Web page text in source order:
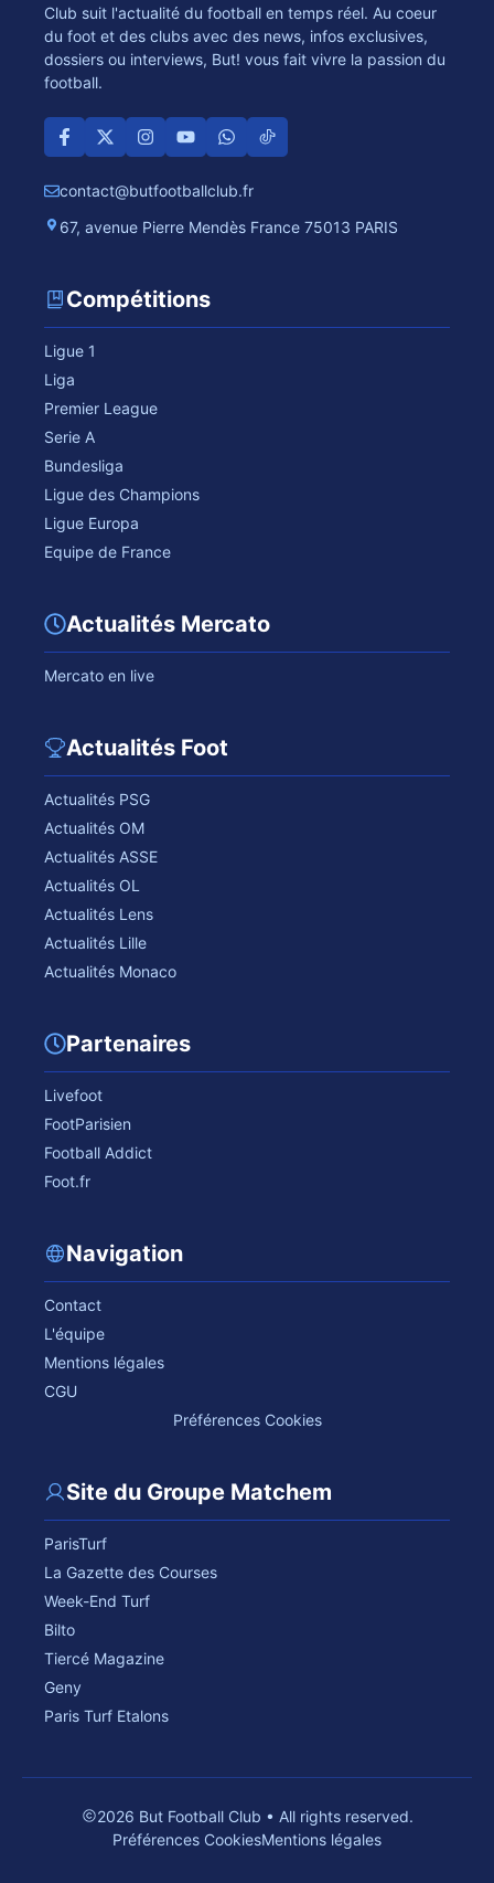
Club suit l'actualité du football en temps réel. Au coeur
du foot et des clubs avec des news, infos exclusives,
dossiers ou interviews, But! vous fait vivre la passion du
football.
contact@butfootballclub.fr
67, avenue Pierre Mendès France 75013 PARIS
Compétitions
Ligue 1
Liga
Premier League
Serie A
Bundesliga
Ligue des Champions
Ligue Europa
Equipe de France
Actualités Mercato
Mercato en live
Actualités Foot
Actualités PSG
Actualités OM
Actualités ASSE
Actualités OL
Actualités Lens
Actualités Lille
Actualités Monaco
Partenaires
Livefoot
FootParisien
Football Addict
Foot.fr
Navigation
Contact
L'équipe
Mentions légales
CGU
Préférences Cookies
Site du Groupe Matchem
ParisTurf
La Gazette des Courses
Week-End Turf
Bilto
Tiercé Magazine
Geny
Paris Turf Etalons
2026 But Football Club • All rights reserved.
Préférences CookiesMentions légales